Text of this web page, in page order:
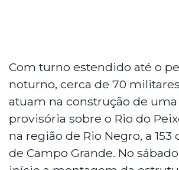
Com turno estendido até o
noturno, cerca de 70
atuam na construção de
provisória sobre o Rio do
na região de Rio Negro, a
de Campo Grande. No